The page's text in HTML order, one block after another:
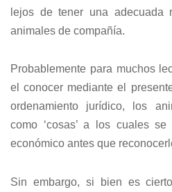
lejos de tener una adecuada
animales de compañía.
Probablemente para muchos
el conocer mediante el
ordenamiento jurídico, los
como ‘cosas’ a los cuales
económico antes que
Sin embargo, si bien es